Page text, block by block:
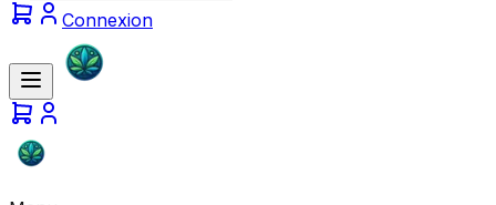
Connexion